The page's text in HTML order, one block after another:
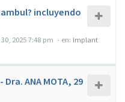
incluyendo
2025 7:48 pm - en: Implant
ANA MOTA, 29